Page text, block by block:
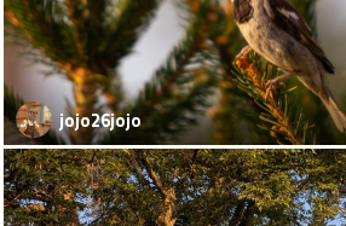
jojo26jojo